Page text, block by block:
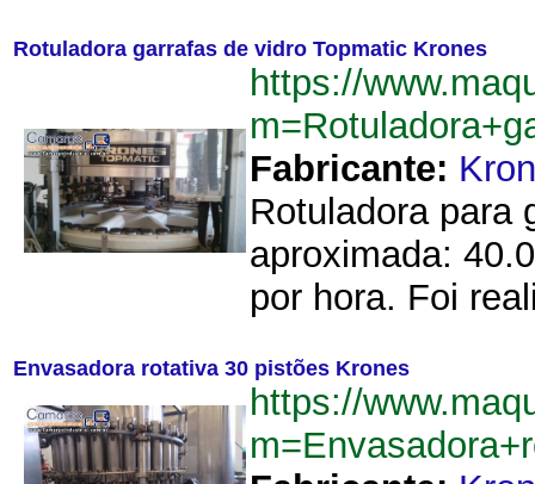
Rotuladora garrafas de vidro Topmatic Krones
https://
Fabricante:
Rotuladora para
aproximada:
por hora. Foi
Envasadora rotativa 30 pistões Krones
https://